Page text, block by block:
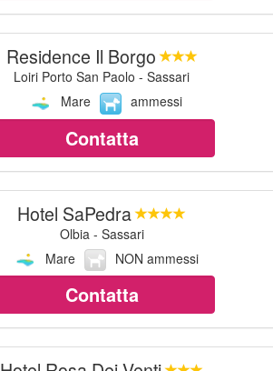
Residence Il Borgo
Loiri Porto San Paolo - Sassari
Mare
ammessi
Contatta
Hotel SaPedra
Olbia - Sassari
Mare
NON ammessi
Contatta